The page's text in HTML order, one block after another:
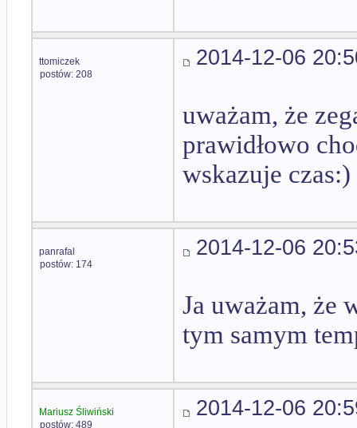
ttomiczek
postów: 208
2014-12-06
uważam, że
prawidłowo
wskazuje czas:)
panrafal
postów: 174
2014-12-06
Ja uważam, że
tym samym
Mariusz Śliwiński
postów: 489
2014-12-06